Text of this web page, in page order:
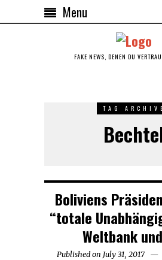
Menu
FAKE NEWS, DENEN DU
TAG ARCHIVE
Boliviens
“totale
Weltbank
Published on July 31, 2017July